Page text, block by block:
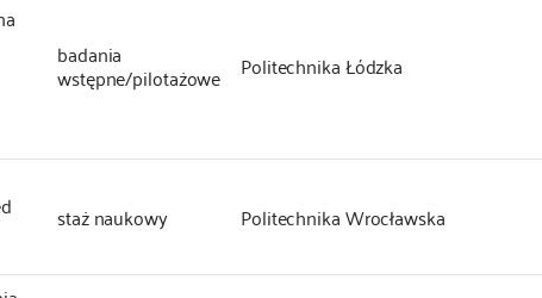
badania
wstępne/pilotażowe Politechnika Łódzka
staż naukowy Politechnika Wrocławska